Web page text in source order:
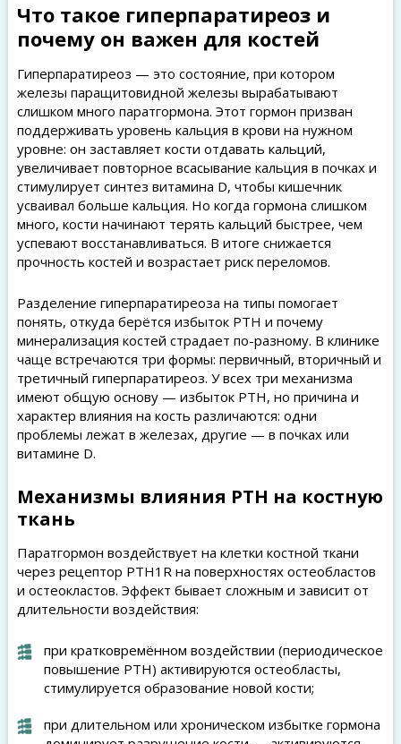
Что такое гиперпаратиреоз и
почему он важен для костей
Гиперпаратиреоз — это состояние, при котором
железы паращитовидной железы вырабатывают
слишком много паратгормона. Этот гормон призван
поддерживать уровень кальция в крови на нужном
уровне: он заставляет кости отдавать кальций,
увеличивает повторное всасывание кальция в почках и
стимулирует синтез витамина D, чтобы кишечник
усваивал больше кальция. Но когда гормона слишком
много, кости начинают терять кальций быстрее, чем
успевают восстанавливаться. В итоге снижается
прочность костей и возрастает риск переломов.
Разделение гиперпаратиреоза на типы помогает
понять, откуда берётся избыток PTH и почему
минерализация костей страдает по-разному. В клинике
чаще встречаются три формы: первичный, вторичный и
третичный гиперпаратиреоз. У всех три механизма
имеют общую основу — избыток PTH, но причина и
характер влияния на кость различаются: одни
проблемы лежат в железах, другие — в почках или
витамине D.
Механизмы влияния PTH на костную
ткань
Паратгормон воздействует на клетки костной ткани
через рецептор PTH1R на поверхностях остеобластов
и остеокластов. Эффект бывает сложным и зависит от
длительности воздействия:
при кратковремённом воздействии (периодическое
повышение PTH) активируются остеобласты,
стимулируется образование новой кости;
при длительном или хроническом избытке гормона